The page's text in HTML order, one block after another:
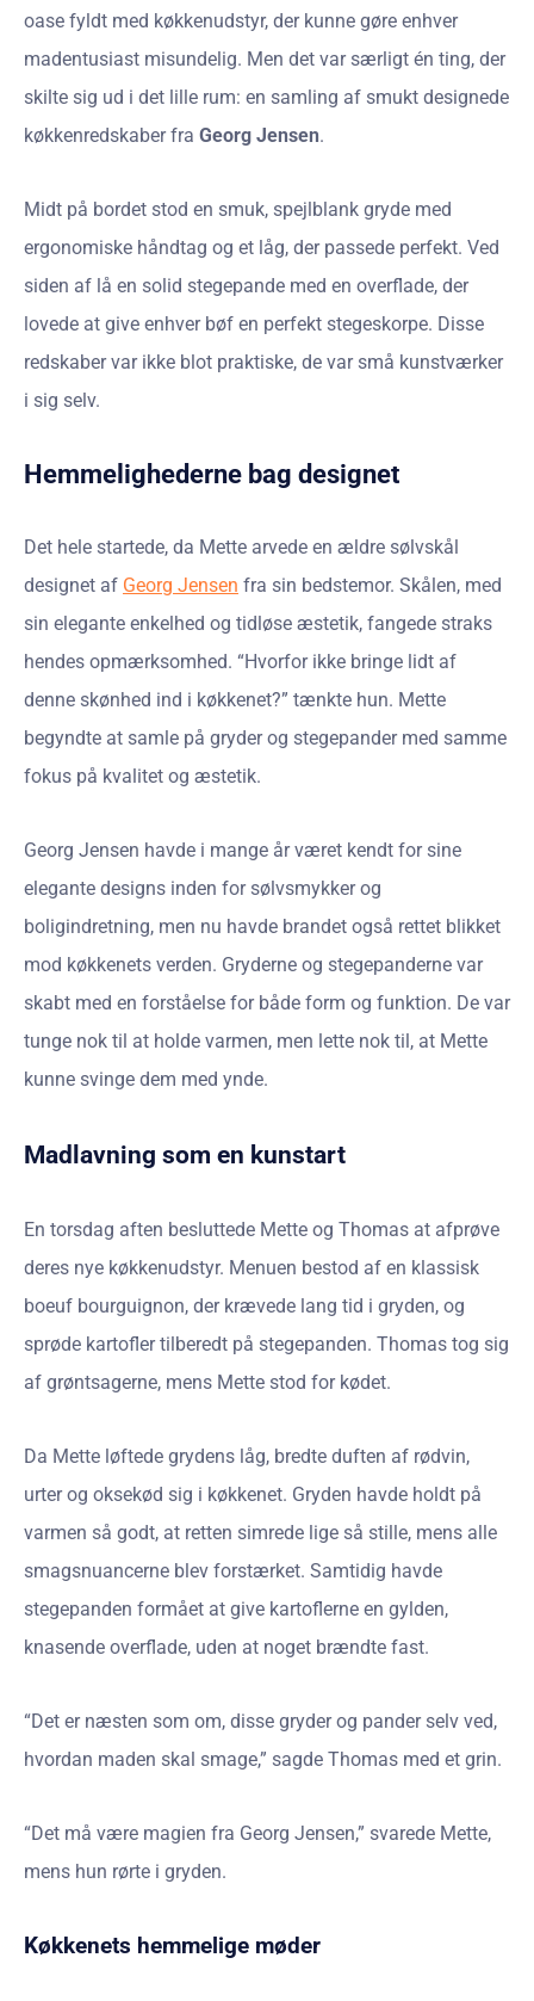
oase fyldt med køkkenudstyr, der kunne gøre enhver
madentusiast misundelig. Men det var særligt én ting, der
skilte sig ud i det lille rum: en samling af smukt designede
køkkenredskaber fra Georg Jensen.
Midt på bordet stod en smuk, spejlblank gryde med
ergonomiske håndtag og et låg, der passede perfekt. Ved
siden af lå en solid stegepande med en overflade, der
lovede at give enhver bøf en perfekt stegeskorpe. Disse
redskaber var ikke blot praktiske, de var små kunstværker
i sig selv.
Hemmelighederne bag designet
Det hele startede, da Mette arvede en ældre sølvskål
designet af Georg Jensen fra sin bedstemor. Skålen, med
sin elegante enkelhed og tidløse æstetik, fangede straks
hendes opmærksomhed. “Hvorfor ikke bringe lidt af
denne skønhed ind i køkkenet?” tænkte hun. Mette
begyndte at samle på gryder og stegepander med samme
fokus på kvalitet og æstetik.
Georg Jensen havde i mange år været kendt for sine
elegante designs inden for sølvsmykker og
boligindretning, men nu havde brandet også rettet blikket
mod køkkenets verden. Gryderne og stegepanderne var
skabt med en forståelse for både form og funktion. De var
tunge nok til at holde varmen, men lette nok til, at Mette
kunne svinge dem med ynde.
Madlavning som en kunstart
En torsdag aften besluttede Mette og Thomas at afprøve
deres nye køkkenudstyr. Menuen bestod af en klassisk
boeuf bourguignon, der krævede lang tid i gryden, og
sprøde kartofler tilberedt på stegepanden. Thomas tog sig
af grøntsagerne, mens Mette stod for kødet.
Da Mette løftede grydens låg, bredte duften af rødvin,
urter og oksekød sig i køkkenet. Gryden havde holdt på
varmen så godt, at retten simrede lige så stille, mens alle
smagsnuancerne blev forstærket. Samtidig havde
stegepanden formået at give kartoflerne en gylden,
knasende overflade, uden at noget brændte fast.
“Det er næsten som om, disse gryder og pander selv ved,
hvordan maden skal smage,” sagde Thomas med et grin.
“Det må være magien fra Georg Jensen,” svarede Mette,
mens hun rørte i gryden.
Køkkenets hemmelige møder